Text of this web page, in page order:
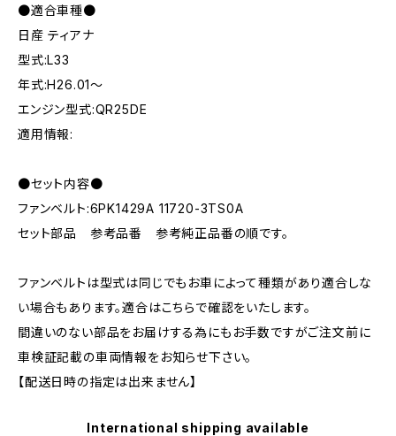
●適合車種●
日産 ティアナ
型式:L33
年式:H26.01～
エンジン型式:QR25DE
適用情報:
●セット内容●
ファンベルト:6PK1429A 11720-3TS0A
セット部品 参考品番 参考純正品番の順です。
ファンベルトは型式は同じでもお車によって種類があり適合しな
い場合もあります。適合はこちらで確認をいたします。
間違いのない部品をお届けする為にもお手数ですがご注文前に
車検証記載の車両情報をお知らせ下さい。
【配送日時の指定は出来ません】
International shipping available